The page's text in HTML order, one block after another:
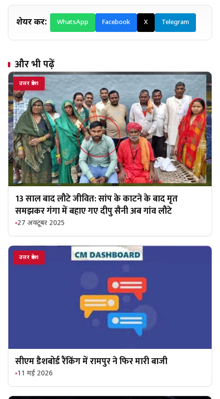
शेयर करें: WhatsApp Facebook X Telegram
और भी पढ़ें
उत्तर प्रदेश
13 साल बाद लौटे जीवित: सांप के काटने के बाद मृत
समझकर गंगा में बहाए गए दीपु सैनी अब गांव लौटे
27 अक्टूबर 2025
उत्तर प्रदेश
सीएम डैशबोर्ड रैंकिंग में रामपुर ने फिर मारी बाजी
11 मई 2026